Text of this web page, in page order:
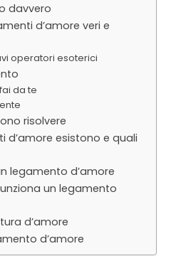
davvero
d’amore veri e
operatori esoterici
da te
risolvere
d’amore esistono e quali
legamento d’amore
un legamento
d’amore
d’amore